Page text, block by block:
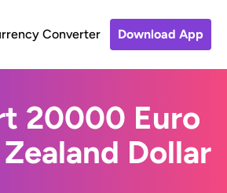
Converter Download App
20000 Euro
Dollar